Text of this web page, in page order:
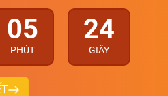
05
PHÚT
23
GIÂY